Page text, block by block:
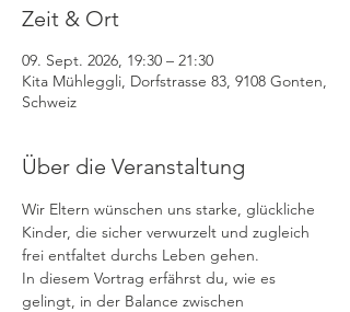
Zeit & Ort
09. Sept. 2026, 19:30 – 21:30
Kita Mühleggli, Dorfstrasse 83, 9108 Gonten,
Schweiz
Über die Veranstaltung
Wir Eltern wünschen uns starke, glückliche
Kinder, die sicher verwurzelt und zugleich
frei entfaltet durchs Leben gehen.
In diesem Vortrag erfährst du, wie es
gelingt, in der Balance zwischen